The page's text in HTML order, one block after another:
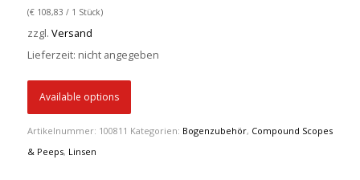
(€108,83 / 1 Stück)
zzgl. Versand
Lieferzeit: nicht angegeben
Available options
Artikelnummer: 100811 Kategorien: Bogenzubehör, Compound Scopes
& Peeps, Linsen